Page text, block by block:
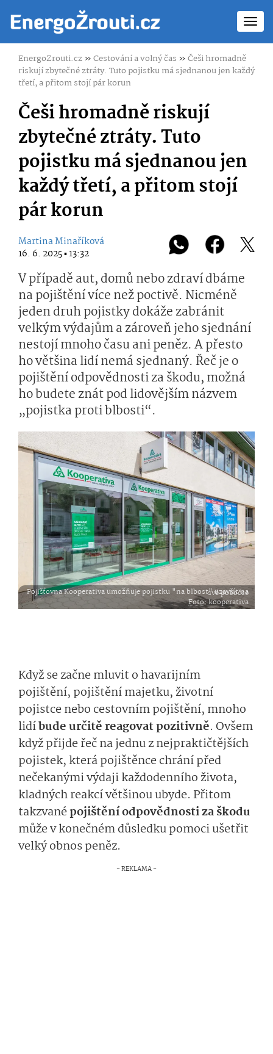
EnergoZrouti.cz»Cestování a volný čas »Češi hromadně
riskují zbytečné ztráty. Tuto pojistku má sjednanou jen každý
třetí, a přitom stojí pár korun
Češi hromadně riskují
zbytečné ztráty. Tuto
pojistku má sjednanou jen
každý třetí, a přitom stojí
pár korun
Martina Minaříková
16. 6. 2025 ▪ 13:32
V případě aut, domů nebo zdraví dbáme
na pojištění více než poctivě. Nicméně
jeden druh pojistky dokáže zabránit
velkým výdajům a zároveň jeho sjednání
nestojí mnoho času ani peněz. A přesto
ho většina lidí nemá sjednaný. Řeč je o
pojištění odpovědnosti za škodu, možná
ho budete znát pod lidovějším názvem
„pojistka proti blbosti“.
Pojišťovna Kooperativa umožňuje pojistku "na blbost" uzavřít na své pobočce
Foto: kooperativa
Když se začne mluvit o havarijním
pojištění, pojištění majetku, životní
pojistce nebo cestovním pojištění, mnoho
lidíbude určitě reagovat pozitivně. Ovšem
když přijde řeč na jednu z nejpraktičtějších
pojistek, která pojištěnce chrání před
nečekanými výdaji každodenního života,
kladných reakcí většinou ubyde. Přitom
takzvanépojištění odpovědnosti za škodu
může v konečném důsledku pomoci ušetřit
velký obnos peněz.